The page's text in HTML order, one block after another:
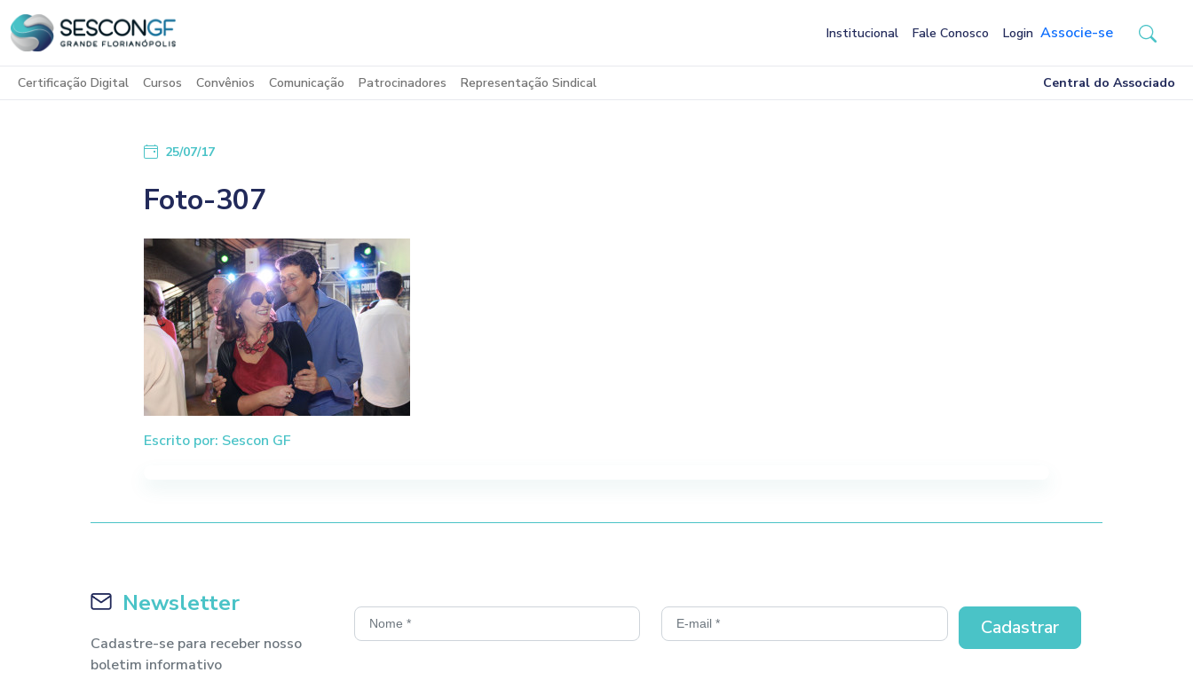
Institucional Fale Conosco Login Associe-se
Certificação Digital Cursos Convênios Comunicação Patrocinadores Representação Sindical Central do Associado
25/07/17
Foto-307
Escrito por: Sescon GF
Newsletter
Cadastre-se para receber nosso
boletim informativo